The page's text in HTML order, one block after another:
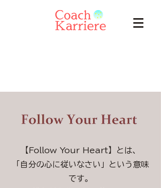
【Follow Your Heart】とは、
「自分の心に従いなさい」という意味
です。